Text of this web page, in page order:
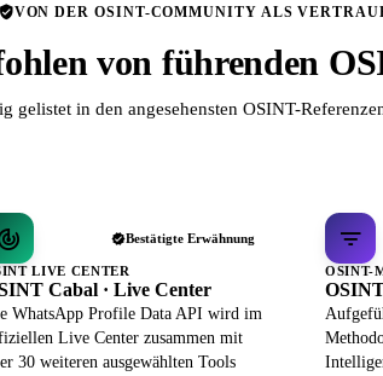
VON DER OSINT-COMMUNITY ALS
von führenden
gelistet in den angesehensten OSINT-
Bestätigte Erwähnung
LIVE CENTER
Cabal · Live Center
WhatsApp Profile Data API wird im
Live Center zusammen mit
30 weiteren ausgewählten Tools
OSINT-